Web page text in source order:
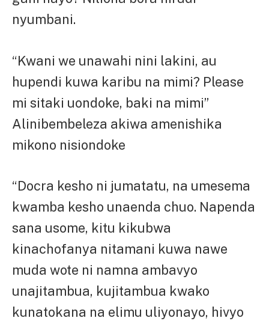
nyumbani.
“Kwani we unawahi nini lakini, au
hupendi kuwa karibu na mimi? Please
mi sitaki uondoke, baki na mimi”
Alinibembeleza akiwa amenishika
mikono nisiondoke
“Docra kesho ni jumatatu, na umesema
kwamba kesho unaenda chuo. Napenda
sana usome, kitu kikubwa
kinachofanya nitamani kuwa nawe
muda wote ni namna ambavyo
unajitambua, kujitambua kwako
kunatokana na elimu uliyonayo, hivyo